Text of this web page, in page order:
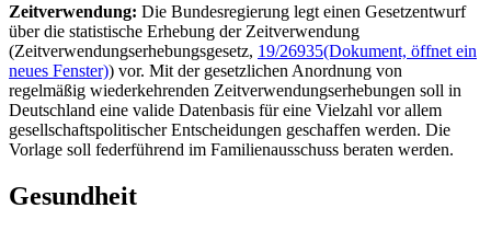
Zeitverwendung: Die Bundesregierung legt einen Gesetzentwurf
über die statistische Erhebung der Zeitverwendung
(Zeitverwendungserhebungsgesetz, 19/26935(Dokument, öffnet ein
neues Fenster)) vor. Mit der gesetzlichen Anordnung von
regelmäßig wiederkehrenden Zeitverwendungserhebungen soll in
Deutschland eine valide Datenbasis für eine Vielzahl vor allem
gesellschaftspolitischer Entscheidungen geschaffen werden. Die
Vorlage soll federführend im Familienausschuss beraten werden.
Gesundheit